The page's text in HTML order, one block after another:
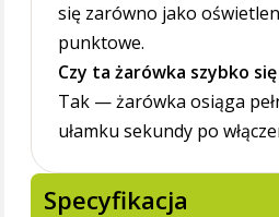
się zarówno jako
punktowe.
Czy ta żarówka szybko
Tak — żarówka osiąga
ułamku sekundy po
Specyfikacja